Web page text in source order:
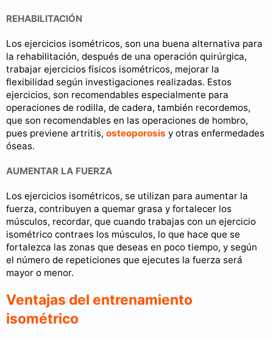
REHABILITACIÓN
Los ejercicios isométricos, son una buena alternativa para
la rehabilitación, después de una operación quirúrgica,
trabajar ejercicios físicos isométricos, mejorar la
flexibilidad según investigaciones realizadas. Estos
ejercicios, son recomendables especialmente para
operaciones de rodilla, de cadera, también recordemos,
que son recomendables en las operaciones de hombro,
pues previene artritis, osteoporosis y otras enfermedades
óseas.
AUMENTAR LA FUERZA
Los ejercicios isométricos, se utilizan para aumentar la
fuerza, contribuyen a quemar grasa y fortalecer los
músculos, recordar, que cuando trabajas con un ejercicio
isométrico contraes los músculos, lo que hace que se
fortalezca las zonas que deseas en poco tiempo, y según
el número de repeticiones que ejecutes la fuerza será
mayor o menor.
Ventajas del entrenamiento
isométrico